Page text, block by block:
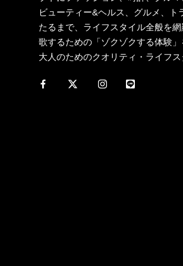
ビューティー&ヘルス、グルメ、
たるまで、ライフスタイル全般を
歌するための「ゾクゾクする体験
大人のためのクオリティ・ライフス